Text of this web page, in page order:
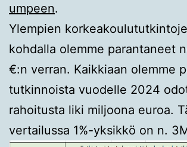
umpeen.
Ylempien
kohdalla olemme parantaneet
€:n verran. Kaikkiaan olemme
tutkinnoista vuodelle 2024
rahoitusta liki miljoona euroa.
vertailussa 1%-yksikkö on n.